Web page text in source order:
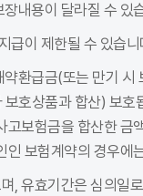
내용이 달라질 수 있
급이 제한될 수 있습니
환급금(또는 만기
호상품과 합산) 보호
보험금을 합산한 금
보험계약의 경우에
, 유효기간은 심의일